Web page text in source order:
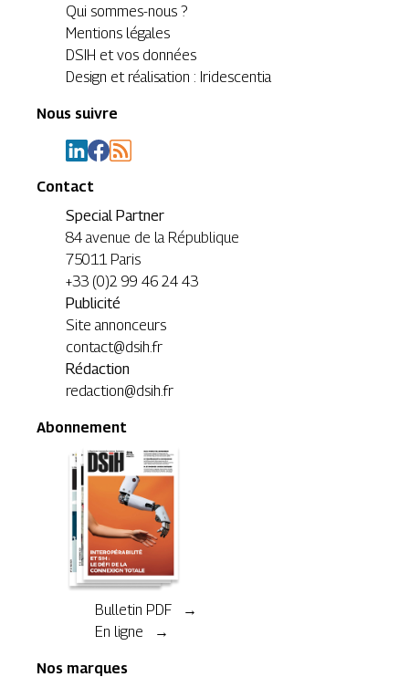
Qui sommes-nous ?
Mentions légales
DSIH et vos données
Design et réalisation : Iridescentia
Nous suivre
Contact
Special Partner
84 avenue de la République
75011 Paris
+33 (0)2 99 46 24 43
Publicité
Site annonceurs
contact@dsih.fr
Rédaction
redaction@dsih.fr
Abonnement
Bulletin PDF →
En ligne →
Nos marques